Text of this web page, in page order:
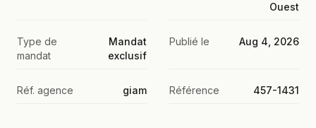
Ouest
Type de
mandat
Mandat
exclusif
Publié le Aug 4, 2026
Réf. agence giam Référence 457-1431